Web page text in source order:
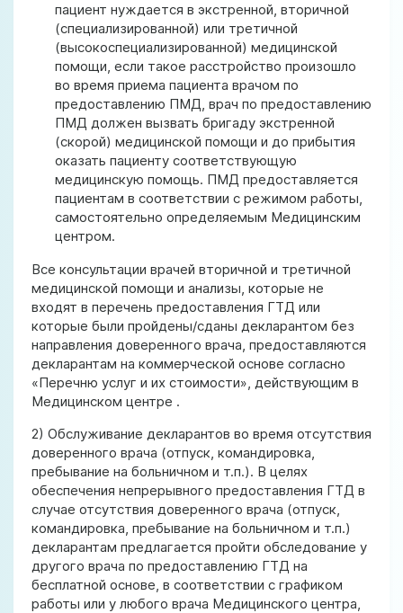
пациент нуждается в экстренной, вторичной
(специализированной) или третичной
(высокоспециализированной) медицинской
помощи, если такое расстройство произошло
во время приема пациента врачом по
предоставлению ПМД, врач по предоставлению
ПМД должен вызвать бригаду экстренной
(скорой) медицинской помощи и до прибытия
оказать пациенту соответствующую
медицинскую помощь. ПМД предоставляется
пациентам в соответствии с режимом работы,
самостоятельно определяемым Медицинским
центром.
Все консультации врачей вторичной и третичной
медицинской помощи и анализы, которые не
входят в перечень предоставления ГТД или
которые были пройдены/сданы декларантом без
направления доверенного врача, предоставляются
декларантам на коммерческой основе согласно
«Перечню услуг и их стоимости», действующим в
Медицинском центре .
2) Обслуживание декларантов во время отсутствия
доверенного врача (отпуск, командировка,
пребывание на больничном и т.п.). В целях
обеспечения непрерывного предоставления ГТД в
случае отсутствия доверенного врача (отпуск,
командировка, пребывание на больничном и т.п.)
декларантам предлагается пройти обследование у
другого врача по предоставлению ГТД на
бесплатной основе, в соответствии с графиком
работы или у любого врача Медицинского центра,